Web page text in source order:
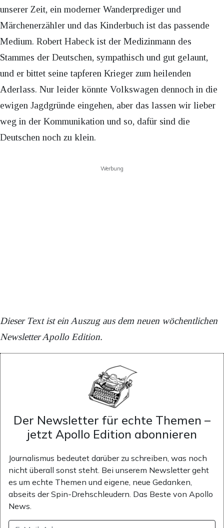
unserer Zeit, ein moderner Wanderprediger und
Märchenerzähler und das Kinderbuch ist das passende
Medium. Robert Habeck ist der Medizinmann des
Stammes der Deutschen, sympathisch und gut gelaunt,
und er bittet seine tapferen Krieger zum heilenden
Aderlass. Nur leider könnte Volkswagen dennoch in die
ewigen Jagdgründe eingehen, aber das lassen wir lieber
weg in der Kommunikation und so, dafür sind die
Deutschen noch zu klein.
Werbung
Dieser Text ist ein Auszug aus dem neuen wöchentlichen
Newsletter Apollo Edition.
Der Newsletter für echte Themen –
jetzt Apollo Edition abonnieren
Journalismus bedeutet darüber zu schreiben, was noch
nicht überall sonst steht. Bei unserem Newsletter geht
es um echte Themen und eigene, neue Gedanken,
abseits der Spin-Drehschleudern. Das Beste von Apollo
News.